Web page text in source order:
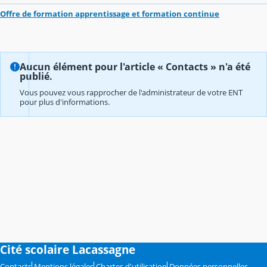
Offre de formation apprentissage et formation continue
Aucun élément pour l'article « Contacts » n'a été
publié.
Vous pouvez vous rapprocher de l'administrateur de votre ENT
pour plus d'informations.
Cité scolaire Lacassagne